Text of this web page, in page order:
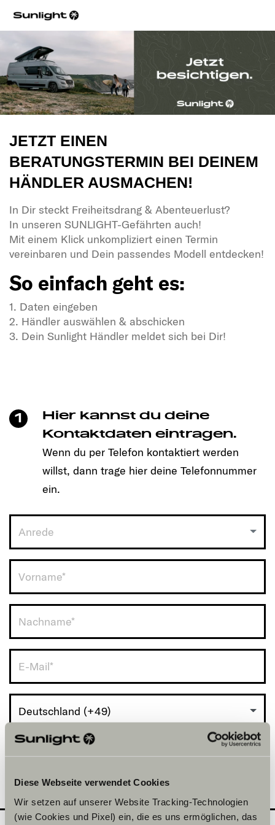
Diese Webseite verwendet Cookies
Wir setzen auf unserer Website Tracking-Technologien
(wie Cookies und Pixel) ein, die es uns ermöglichen, das
JETZT EINEN
BERATUNGSTERMIN BEI DEINEM
HÄNDLER AUSMACHEN!
In Dir steckt Freiheitsdrang & Abenteuerlust?
In unseren SUNLIGHT-Gefährten auch!
Mit einem Klick unkompliziert einen Termin
vereinbaren und Dein passendes Modell entdecken!
So einfach geht es:
1. Daten eingeben
2. Händler auswählen & abschicken
3. Dein Sunlight Händler meldet sich bei Dir!
So einfach geht es:
1. Daten eingeben
2. Händler auswählen & abschicken
3. Dein Sunlight Händler meldet sich bei Dir!
1
Hier kannst du deine
Kontaktdaten eintragen.
Wenn du per Telefon kontaktiert werden
willst, dann trage hier deine Telefonnummer
ein.
Anrede
Deutschland (+49)